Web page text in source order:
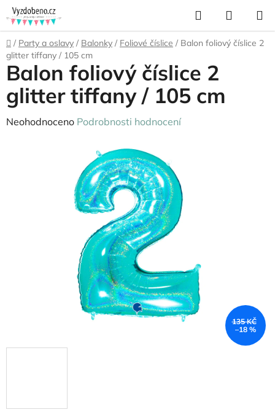
Přejít
na
obsah
Hledat
KOŠÍK
Domů
/ Party a oslavy / Balonky / Foliové číslice / Balon foliový číslice 2
glitter tiffany / 105 cm
Balon foliový číslice 2
glitter tiffany / 105 cm
Průměrné
Neohodnoceno Podrobnosti hodnocení
135 KČ
–18 %